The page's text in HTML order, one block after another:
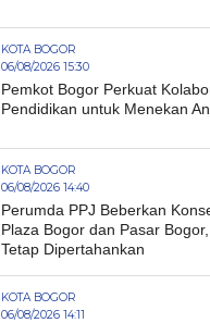
KOTA BOGOR
06/08/2026 15:30
Pemkot Bogor Perkuat
Pendidikan untuk Menekan
KOTA BOGOR
06/08/2026 14:40
Perumda PPJ Beberkan
Plaza Bogor dan Pasar
Tetap Dipertahankan
KOTA BOGOR
06/08/2026 14:11